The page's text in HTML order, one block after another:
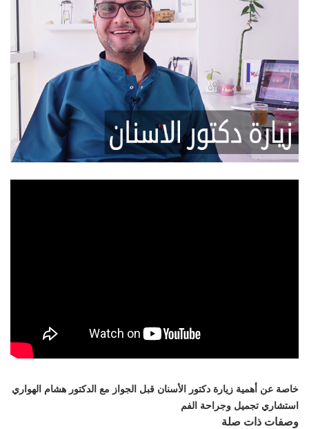
خاصة عن أهمية زيارة دكتور الأسنان قبل الجواز مع الدكتور هشام الهواري
استشاري تجميل وجراحة الفم
وصفات ذات صلة